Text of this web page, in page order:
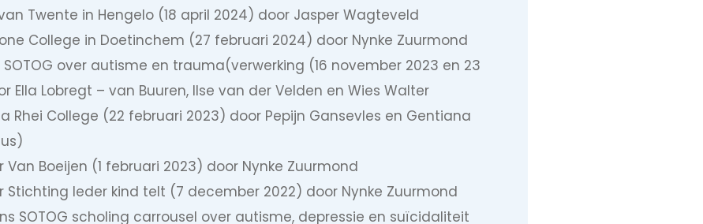
Twente in Hengelo (18 april 2024) door Jasper Wagteveld
College in Doetinchem (27 februari 2024) door Nynke Zuurmond
over autisme en trauma(verwerking (16 november 2023 en 23
Ella Lobregt – van Buuren, Ilse van der Velden en Wies Walter
Rhei College (22 februari 2023) door Pepijn Gansevles en Gentiana
Van Boeijen (1 februari 2023) door Nynke Zuurmond
Stichting Ieder kind telt (7 december 2022) door Nynke Zuurmond
SOTOG scholing carrousel over autisme, depressie en suïcidaliteit